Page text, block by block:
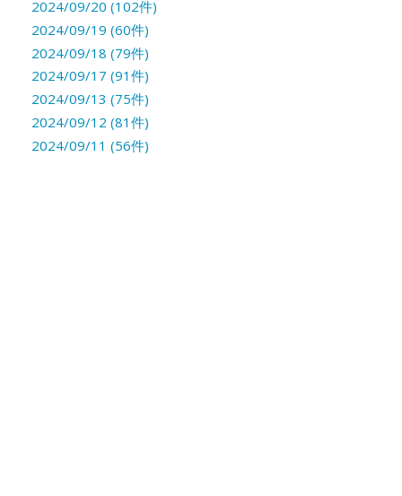
2024/09/20 (102件)
2024/09/19 (60件)
2024/09/18 (79件)
2024/09/17 (91件)
2024/09/13 (75件)
2024/09/12 (81件)
2024/09/11 (56件)